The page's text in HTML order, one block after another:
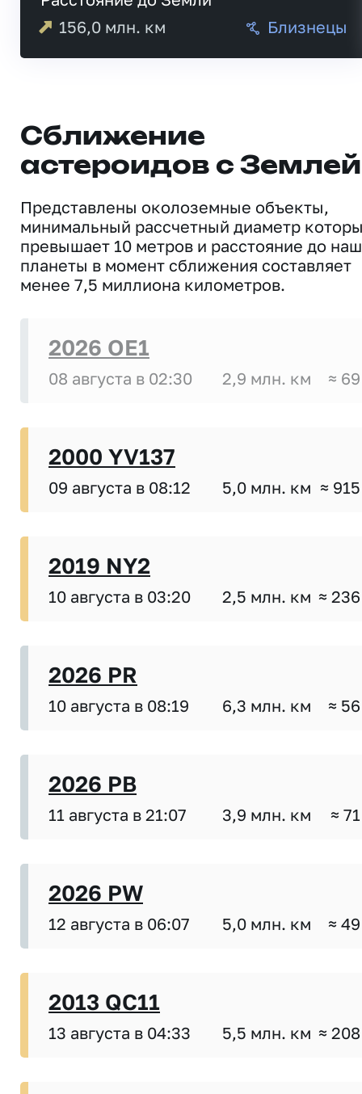
156,0 млн. км Близнецы
Сближение
астероидов с Землей
Представлены околоземные объекты,
минимальный рассчетный диаметр
превышает 10 метров и расстояние до
планеты в момент сближения составляет
менее 7,5 миллиона километров.
2026 OE1
08 августа в 02:30 2,9 млн. км ≈
2000 YV137
09 августа в 08:12 5,0 млн. км ≈
2019 NY2
10 августа в 03:20 2,5 млн. км ≈
2026 PR
10 августа в 08:19 6,3 млн. км ≈
2026 PB
11 августа в 21:07 3,9 млн. км ≈
2026 PW
12 августа в 06:07 5,0 млн. км ≈
2013 QC11
13 августа в 04:33 5,5 млн. км ≈